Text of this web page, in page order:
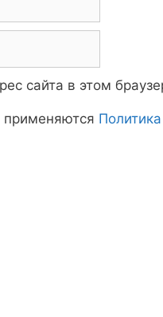
сайта в этом
применяются